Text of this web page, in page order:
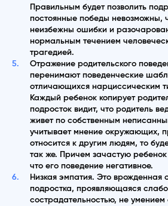
Правильным будет позволить
постоянные победы невозможны,
неизбежны ошибки и
нормальным течением
трагедией.
Отражение родительского
перенимают поведенческие
отличающихся нарциссическим
Каждый ребенок копирует
подросток видит, что родитель
живет по собственным
учитывает мнение окружающих,
относится к другим людям, то
так же. Причем зачастую
что его поведение негативное.
Низкая эмпатия. Это врожденная
подростка, проявляющаяся
сострадательностью, не умением